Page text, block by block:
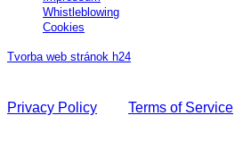
Whistleblowing
Cookies
Tvorba web stránok h24
Privacy Policy
Terms of Service